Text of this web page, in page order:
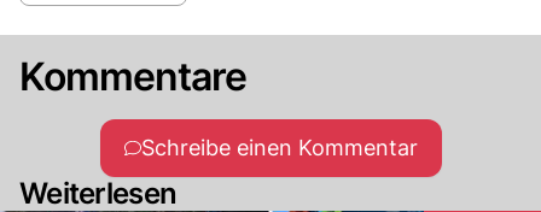
Kommentare
Schreibe einen Kommentar
Weiterlesen